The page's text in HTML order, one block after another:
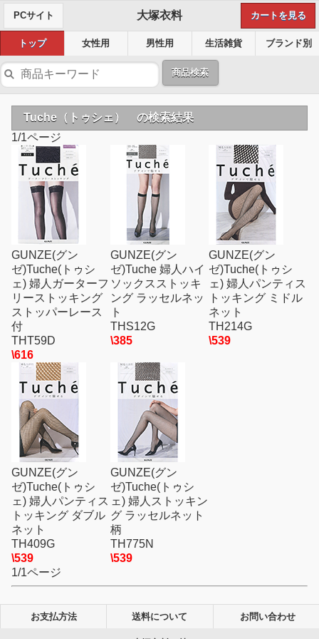
PCサイト 大塚衣料 カートを見る
トップ 女性用 男性用 生活雑貨 ブランド別
商品検索
Tuche（トゥシェ） の検索結果
1/1ページ
GUNZE(グン
ゼ)Tuche(トゥシ
ェ) 婦人ガーターフ
リーストッキング
ストッパーレース
付
THT59D
\616
GUNZE(グン
ゼ)Tuche 婦人ハイ
ソックスストッキ
ング ラッセルネッ
ト
THS12G
\385
GUNZE(グン
ゼ)Tuche(トゥシ
ェ) 婦人パンティス
トッキング ミドル
ネット
TH214G
\539
GUNZE(グン
ゼ)Tuche(トゥシ
ェ) 婦人パンティス
トッキング ダブル
ネット
TH409G
\539
GUNZE(グン
ゼ)Tuche(トゥシ
ェ) 婦人ストッキン
グ ラッセルネット
柄
TH775N
\539
1/1ページ
お支払方法 送料について お問い合わせ